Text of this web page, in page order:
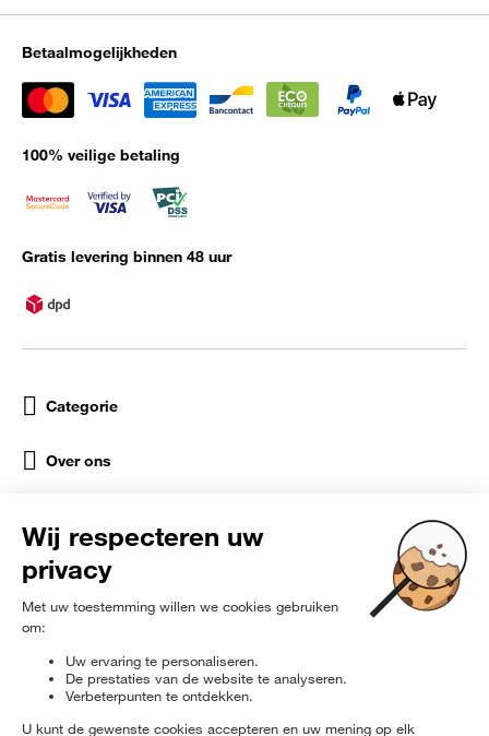
Betaalmogelijkheden
100% veilige betaling
Gratis levering binnen 48 uur
Categorie
Over ons
Sociale netwerken